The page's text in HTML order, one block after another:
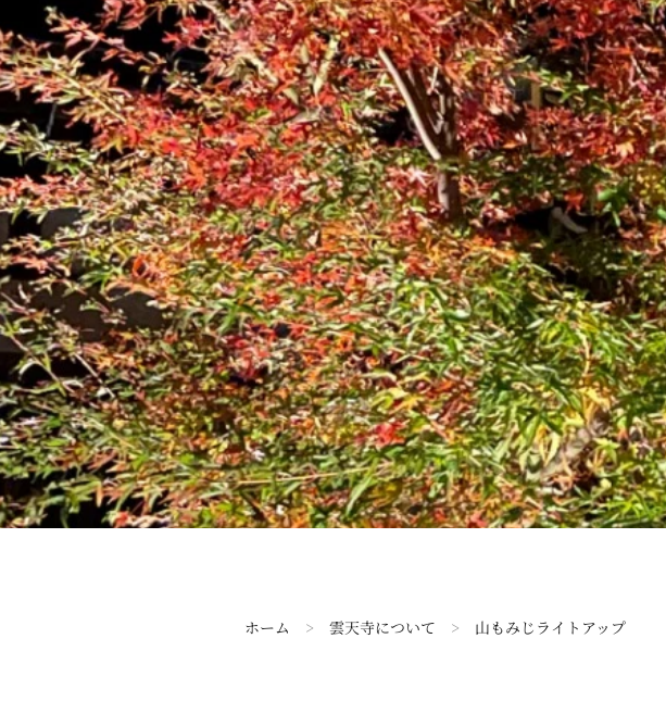
ホーム > 雲天寺について > 山もみじライトアップ